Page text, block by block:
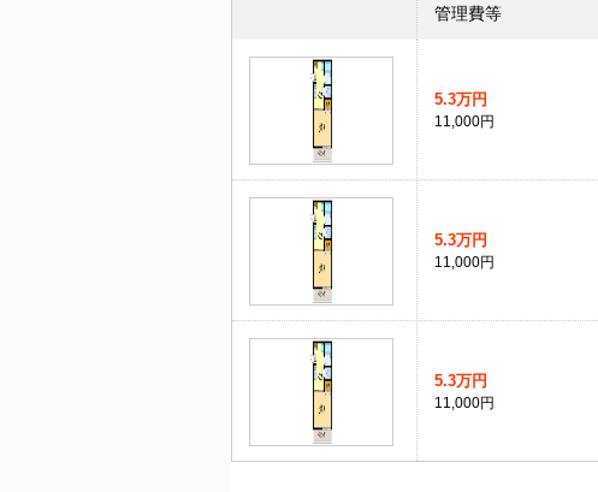
管理費等
5.3万円
11,000円
5.3万円
11,000円
5.3万円
11,000円